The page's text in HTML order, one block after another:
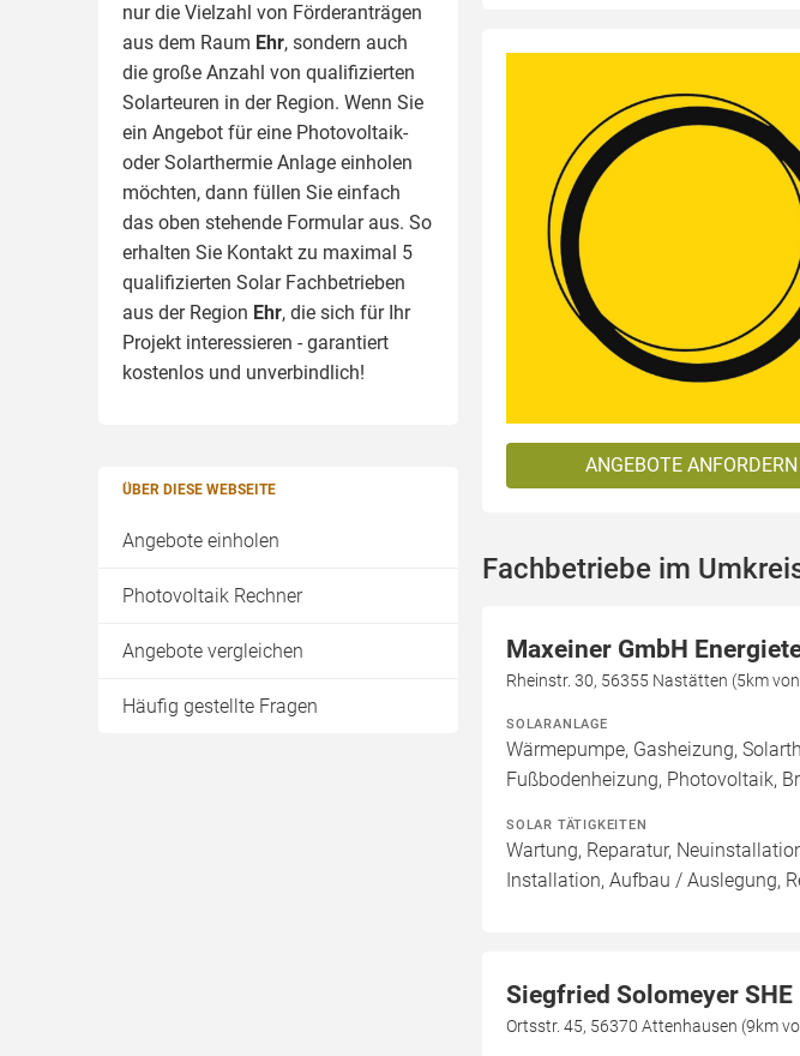
nur die Vielzahl von Förderanträgen
aus dem Raum Ehr, sondern auch
die große Anzahl von qualifizierten
Solarteuren in der Region. Wenn Sie
ein Angebot für eine Photovoltaik-
oder Solarthermie Anlage einholen
möchten, dann füllen Sie einfach
das oben stehende Formular aus. So
erhalten Sie Kontakt zu maximal 5
qualifizierten Solar Fachbetrieben
aus der Region Ehr, die sich für Ihr
Projekt interessieren - garantiert
kostenlos und unverbindlich!
ÜBER DIESE WEBSEITE
Angebote einholen
Photovoltaik Rechner
Angebote vergleichen
Häufig gestellte Fragen
ANGEBOTE ANFORDERN
Fachbetriebe im
Maxeiner GmbH
Rheinstr. 30, 56355 Nastätten (5km
SOLARANLAGE
Wärmepumpe, Gasheizung,
Fußbodenheizung, Photovoltaik,
SOLAR TÄTIGKEITEN
Wartung, Reparatur,
Installation, Aufbau / Auslegung,
Siegfried Solomeyer SHE
Ortsstr. 45, 56370 Attenhausen (9km